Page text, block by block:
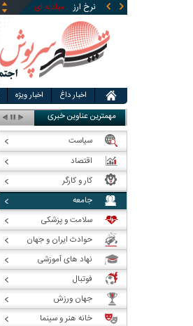
نرخ ارز مبادله ای قیمت طلا
اخبار داغ اخبار ویژه
مهمترین عناوین خبری
سیاست
اقتصاد
کار و کارگر
جامعه
سلامت و پزشکی
حوادث ایران و جهان
نهاد های آموزشی
فوتبال
جهان ورزش
خانه هنر و سینما